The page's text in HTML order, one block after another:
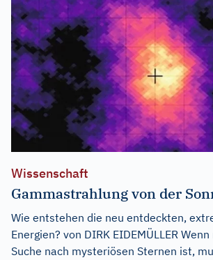
Wissenschaft
Gammastrahlung von der
Wie entstehen die neu entdeckten,
Energien? von DIRK EIDEMÜLLER
Suche nach mysteriösen Sternen ist,